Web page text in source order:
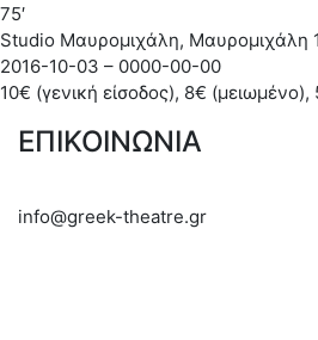
75′
Studio Μαυρομιχάλη, Μαυρομιχάλη
2016-10-03 – 0000-00-00
10€ (γενική είσοδος), 8€
ΕΠΙΚΟΙΝΩΝΙΑ
info@greek-theatre.gr